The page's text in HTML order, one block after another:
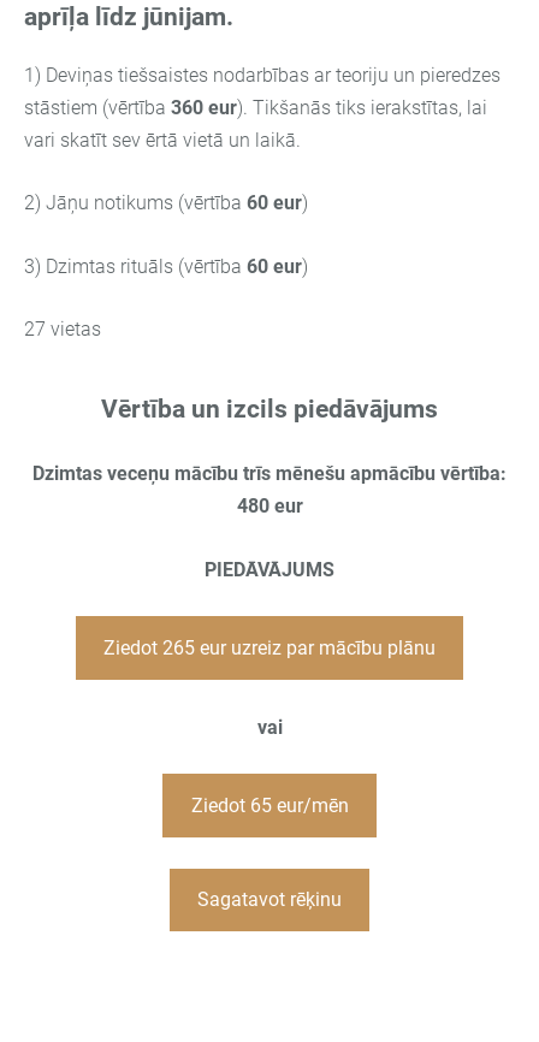
aprīļa līdz jūnijam.
1) Deviņas tiešsaistes nodarbības ar teoriju un pieredzes
stāstiem (vērtība 360 eur). Tikšanās tiks ierakstītas, lai
vari skatīt sev ērtā vietā un laikā.
2) Jāņu notikums (vērtība 60 eur)
3) Dzimtas rituāls (vērtība 60 eur)
27 vietas
Vērtība un izcils piedāvājums
Dzimtas veceņu mācību trīs mēnešu apmācību vērtība:
480 eur
PIEDĀVĀJUMS
Ziedot 265 eur uzreiz par mācību plānu
vai
Ziedot 65 eur/mēn
Sagatavot rēķinu